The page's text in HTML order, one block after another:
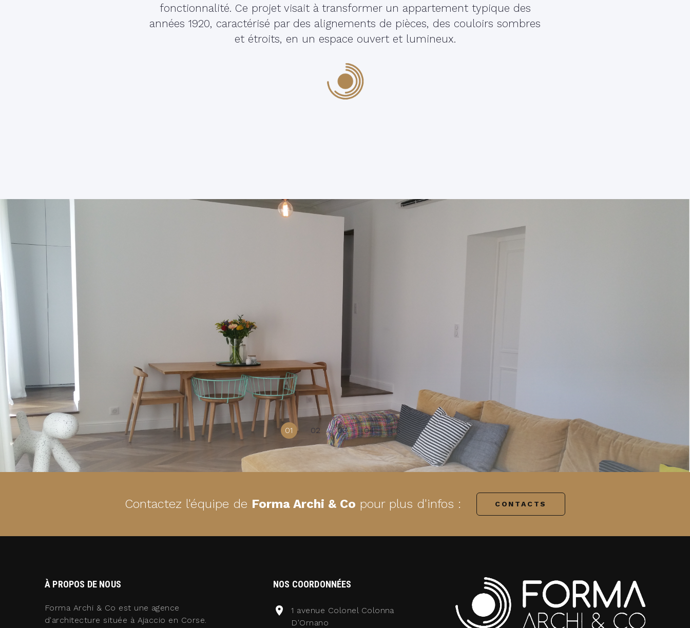
fonctionnalité. Ce projet visait à transformer un appartement typique des
années 1920, caractérisé par des alignements de pièces, des couloirs sombres
et étroits, en un espace ouvert et lumineux.
01 02 03 04 05
Contactez l'équipe de Forma Archi & Co pour plus d'infos : CONTACTS
À PROPOS DE NOUS
Forma Archi & Co est une agence
d'architecture située à Ajaccio en Corse.
NOS COORDONNÉES
1 avenue Colonel Colonna
D'Ornano